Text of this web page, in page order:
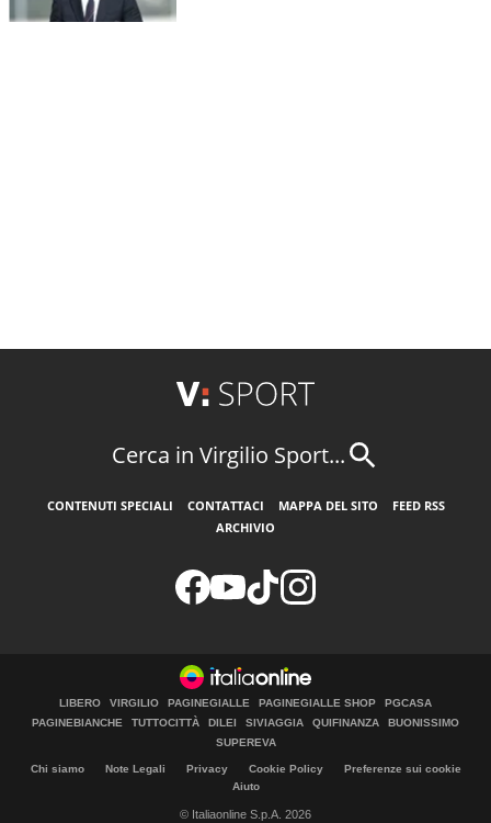
Cerca in Virgilio Sport...
CONTENUTI SPECIALI CONTATTACI MAPPA DEL SITO
FEED RSS
ARCHIVIO
LIBERO VIRGILIO PAGINEGIALLE PAGINEGIALLE SHOP
PGCASA
PAGINEBIANCHE
TUTTOCITTÀ DILEI SIVIAGGIA QUIFINANZA
BUONISSIMO
SUPEREVA
Chi siamo Note Legali Privacy Cookie Policy
Preferenze sui cookie
Aiuto
© Italiaonline S.p.A. 2026